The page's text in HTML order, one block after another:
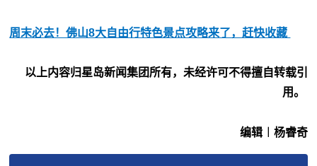
周末必去！佛山8大自由行特色景点攻略来了，赶快收藏
以上内容归星岛新闻集团所有，未经许可不得擅自转载引
用。
编辑︱杨睿奇